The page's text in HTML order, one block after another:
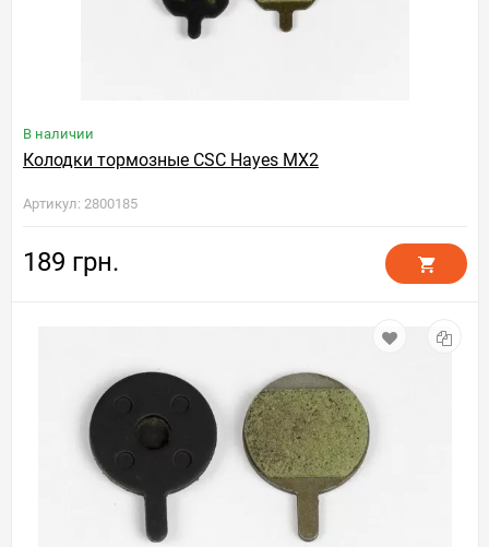
В наличии
Колодки тормозные CSC Hayes MX2
Артикул: 2800185
189 грн.